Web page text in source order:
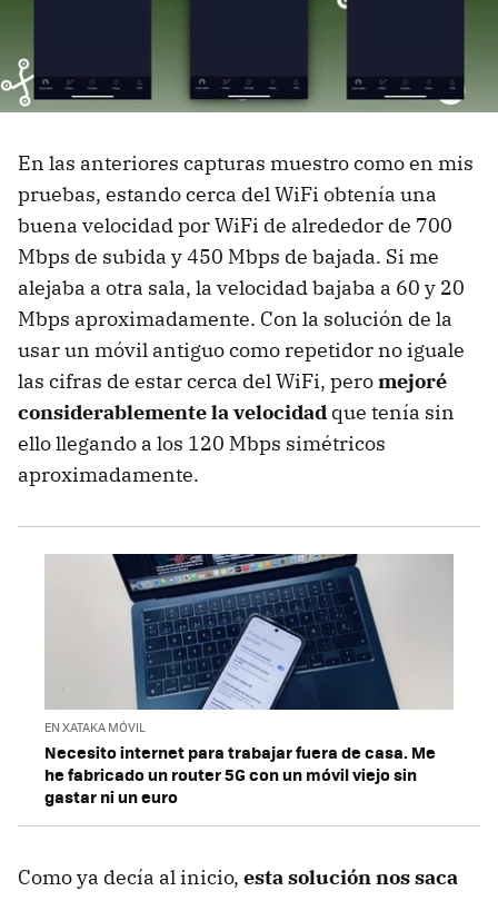
En las anteriores capturas muestro como en mis
pruebas, estando cerca del WiFi obtenía una
buena velocidad por WiFi de alrededor de 700
Mbps de subida y 450 Mbps de bajada. Si me
alejaba a otra sala, la velocidad bajaba a 60 y 20
Mbps aproximadamente. Con la solución de la
usar un móvil antiguo como repetidor no iguale
las cifras de estar cerca del WiFi, peromejoré
considerablemente la velocidad que tenía sin
ello llegando a los 120 Mbps simétricos
aproximadamente.
EN XATAKA MÓVIL
Necesito internet para trabajar fuera de casa. Me
he fabricado un router 5G con un móvil viejo sin
gastar ni un euro
Como ya decía al inicio, esta solución nos saca